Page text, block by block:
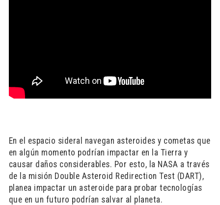
En el espacio sideral navegan asteroides y cometas que
en algún momento podrían impactar en la Tierra y
causar daños considerables. Por esto, la NASA a través
de la misión Double Asteroid Redirection Test (DART),
planea impactar un asteroide para probar tecnologías
que en un futuro podrían salvar al planeta.